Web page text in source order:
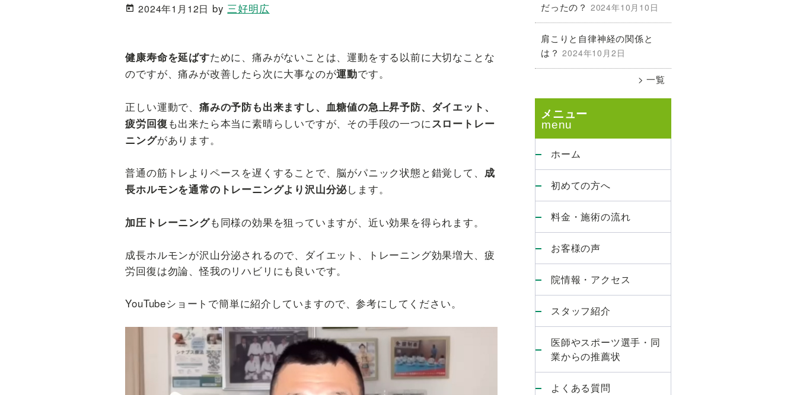
ぎ
肩・
節・
2024年1月12日 by三好明広
健康寿命を延ばすために、痛みがないことは、運動をする以前に大切なことな
のですが、痛みが改善したら次に大事なのが運動です。
正しい運動で、 痛みの予防も出来ますし、血糖値の急上昇予防、ダイエット、
疲労回復 も出来たら本当に素晴らしいですが、その手段の一つに スロートレー
ニングがあります。
普通の筋トレよりペースを遅くすることで、脳がパニック状態と錯覚して、 成
長ホルモンを通常のトレーニングより沢山分泌します。
加圧トレーニングも同様の効果を狙っていますが、近い効果を得られます。
成長ホルモンが沢山分泌されるので、ダイエット、トレーニング効果増大、疲
労回復は勿論、怪我のリハビリにも良いです。
YouTubeショートで簡単に紹介していますので、参考にしてください。
の
サ
ド
バ
ー
だったの？ 2024年10月10日
肩こりと自律神経の関係と
は？ 2024年10月2日
一覧
メニュー
ホーム
初めての方へ
料金・施術の流れ
お客様の声
院情報・アクセス
スタッフ紹介
医師やスポーツ選手・同
業からの推薦状
よくある質問